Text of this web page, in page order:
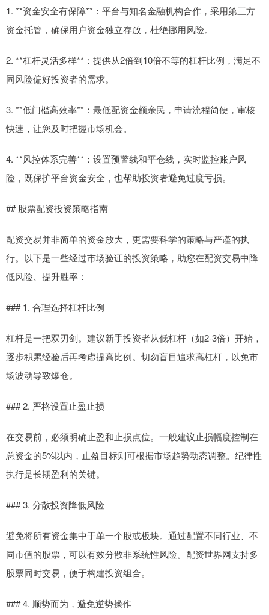
1. **资金安全有保障**：平台与知名金融机构合作，采用第三方
资金托管，确保用户资金独立存放，杜绝挪用风险。
2. **杠杆灵活多样**：提供从2倍到10倍不等的杠杆比例，满足不
同风险偏好投资者的需求。
3. **低门槛高效率**：最低配资金额亲民，申请流程简便，审核
快速，让您及时把握市场机会。
4. **风控体系完善**：设置预警线和平仓线，实时监控账户风
险，既保护平台资金安全，也帮助投资者避免过度亏损。
## 股票配资投资策略指南
配资交易并非简单的资金放大，更需要科学的策略与严谨的执
行。以下是一些经过市场验证的投资策略，助您在配资交易中降
低风险、提升胜率：
### 1. 合理选择杠杆比例
杠杆是一把双刃剑。建议新手投资者从低杠杆（如2-3倍）开始，
逐步积累经验后再考虑提高比例。切勿盲目追求高杠杆，以免市
场波动导致爆仓。
### 2. 严格设置止盈止损
在交易前，必须明确止盈和止损点位。一般建议止损幅度控制在
总资金的5%以内，止盈目标则可根据市场趋势动态调整。纪律性
执行是长期盈利的关键。
### 3. 分散投资降低风险
避免将所有资金集中于单一个股或板块。通过配置不同行业、不
同市值的股票，可以有效分散非系统性风险。配资世界网支持多
股票同时交易，便于构建投资组合。
### 4. 顺势而为，避免逆势操作